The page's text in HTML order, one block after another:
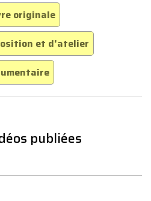
originale
et d'atelier
publiées